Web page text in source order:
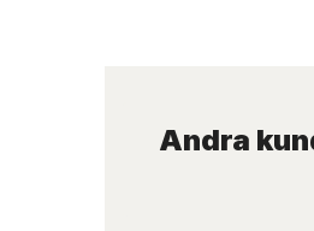
Andra